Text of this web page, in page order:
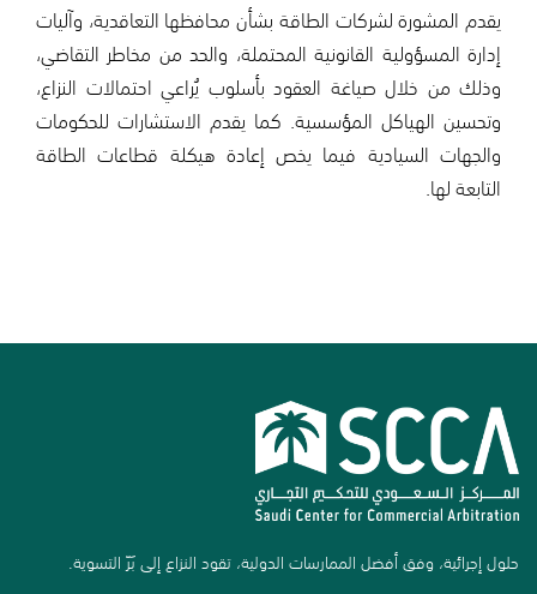
يقدم المشورة لشركات الطاقة بشأن محافظها التعاقدية، وآليات
إدارة المسؤولية القانونية المحتملة، والحد من مخاطر التقاضي،
وذلك من خلال صياغة العقود بأسلوب يُراعي احتمالات النزاع،
وتحسين الهياكل المؤسسية. كما يقدم الاستشارات للحكومات
والجهات السيادية فيما يخص إعادة هيكلة قطاعات الطاقة
التابعة لها.
حلول إجرائية، وفق أفضل الممارسات الدولية، تقود النزاع إلى بَرّ التسوية.